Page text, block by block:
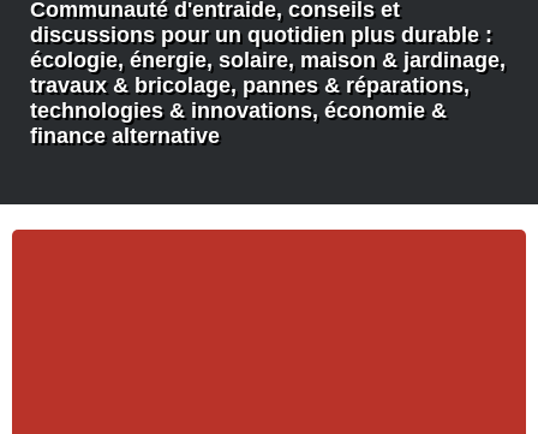
Communauté d'entraide, conseils et
discussions pour un quotidien plus durable :
écologie, énergie, solaire, maison & jardinage,
travaux & bricolage, pannes & réparations,
technologies & innovations, économie &
finance alternative